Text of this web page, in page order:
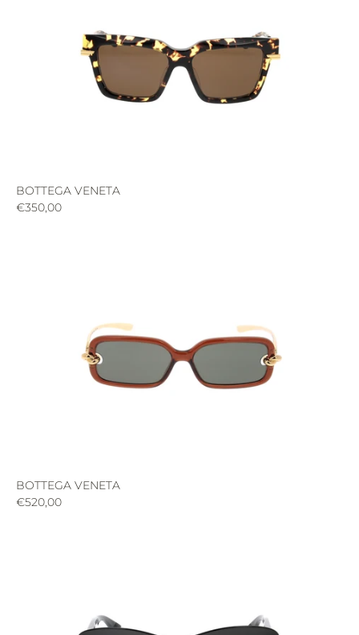
BOTTEGA VENETA
€350,00
BOTTEGA VENETA
€520,00